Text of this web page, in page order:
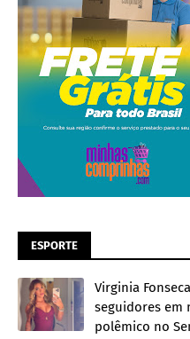
ESPORTE
Virginia
seguidores em
polêmico no